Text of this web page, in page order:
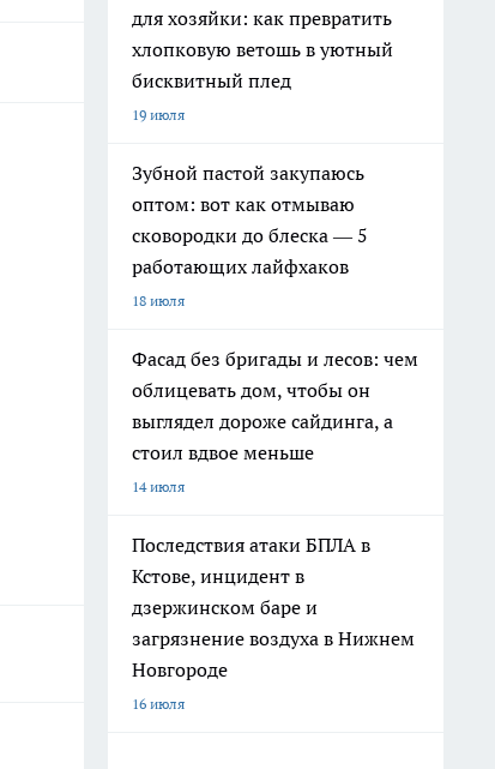
для хозяйки: как превратить
хлопковую ветошь в уютный
бисквитный плед
19 июля
Зубной пастой закупаюсь
оптом: вот как отмываю
сковородки до блеска — 5
работающих лайфхаков
18 июля
Фасад без бригады и лесов: чем
облицевать дом, чтобы он
выглядел дороже сайдинга, а
стоил вдвое меньше
14 июля
Последствия атаки БПЛА в
Кстове, инцидент в
дзержинском баре и
загрязнение воздуха в Нижнем
Новгороде
16 июля